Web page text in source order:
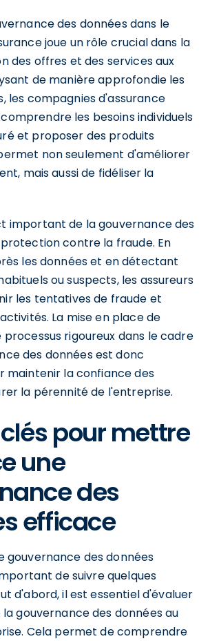
des données dans le
joue un rôle crucial dans la
des offres et des services aux
de manière approfondie les
les compagnies d'assurance
les besoins individuels
et proposer des produits
non seulement d'améliorer
mais aussi de fidéliser la
important de la gouvernance des
contre la fraude. En
les données et en détectant
ou suspects, les assureurs
les tentatives de fraude et
La mise en place de
rigoureux dans le cadre
des données est donc
maintenir la confiance des
la pérennité de l'entreprise.
pour mettre
une
des
efficace
gouvernance des données
de suivre quelques
d'abord, il est essentiel d'évaluer
gouvernance des données au
Cela permet de comprendre